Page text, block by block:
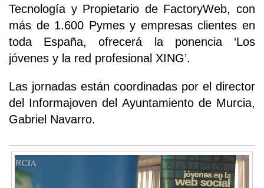
Tecnología y Propietario de FactoryWeb, con
más de 1.600 Pymes y empresas clientes en
toda España, ofrecerá la ponencia ‘Los
jóvenes y la red profesional XING’.
Las jornadas están coordinadas por el director
del Informajoven del Ayuntamiento de Murcia,
Gabriel Navarro.